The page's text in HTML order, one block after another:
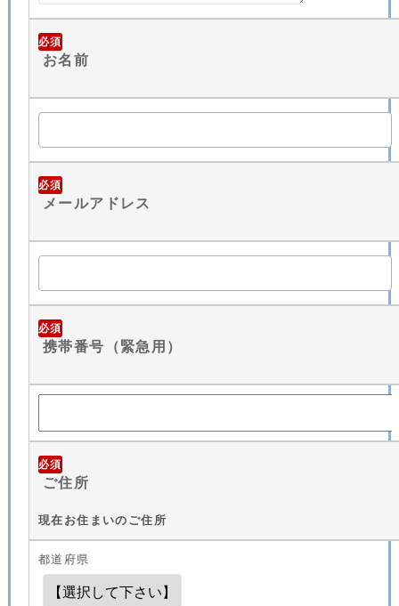
必須
お名前
必須
メールアドレス
必須
携帯番号（緊急用）
必須
ご住所
現在お住まいのご住所
都道府県